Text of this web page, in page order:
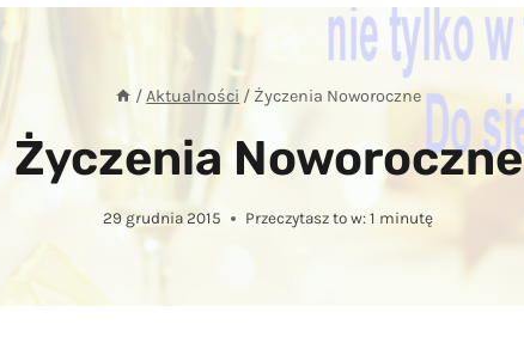
/Aktualności / Życzenia Noworoczne
Życzenia Noworoczne
29 grudnia 2015 Przeczytasz to w: 1 minutę